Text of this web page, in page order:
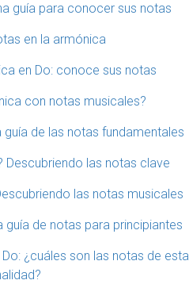
guía para conocer sus notas
en la armónica
en Do: conoce sus notas
con notas musicales?
de las notas fundamentales
las notas clave
las notas musicales
de notas para principiantes
¿cuáles son las notas de esta